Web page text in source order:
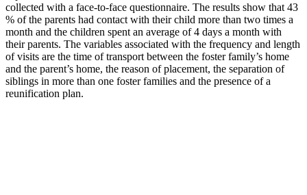
collected with a face-to-face questionnaire. The results show that 43
% of the parents had contact with their child more than two times a
month and the children spent an average of 4 days a month with
their parents. The variables associated with the frequency and length
of visits are the time of transport between the foster family’s home
and the parent’s home, the reason of placement, the separation of
siblings in more than one foster families and the presence of a
reunification plan.